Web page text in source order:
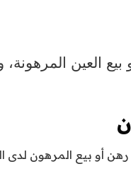
العين
أو بيع المرهون لدى